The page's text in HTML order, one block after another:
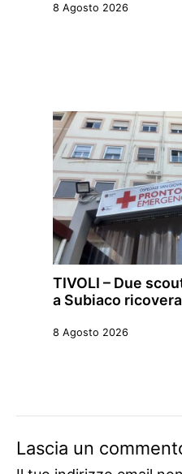
8 Agosto 2026
TIVOLI – Due
a Subiaco
8 Agosto 2026
Lascia un